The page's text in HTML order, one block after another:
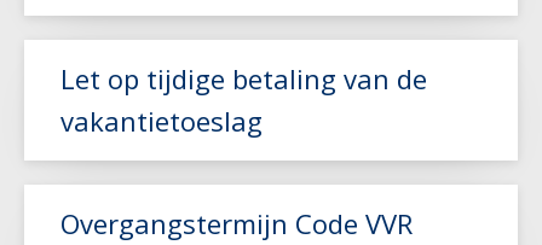
Lees meer
Let op tijdige betaling van de
vakantietoeslag
Overgangstermijn Code VVR